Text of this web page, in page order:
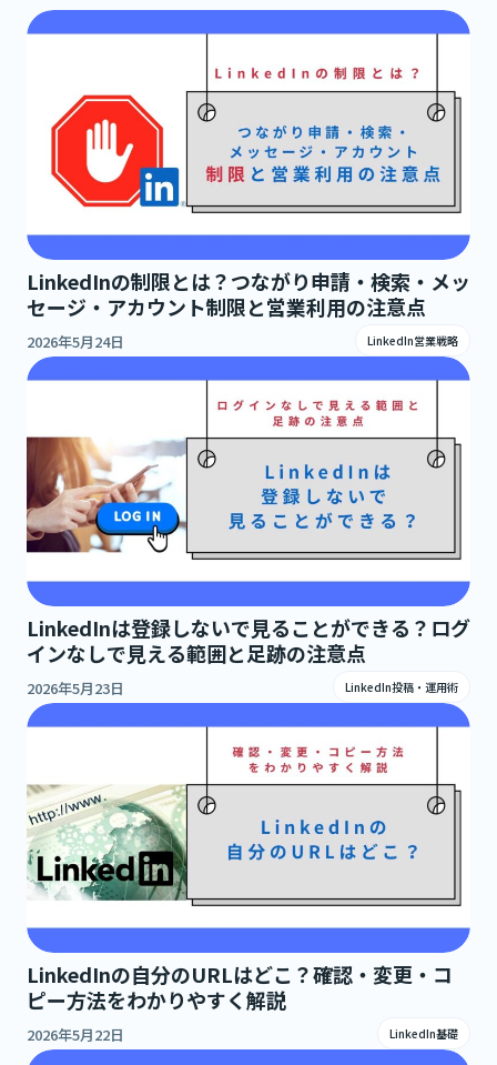
LinkedInの制限とは？つながり申請・検索・メッ
セージ・アカウント制限と営業利用の注意点
2026年5月24日 LinkedIn営業戦略
LinkedInは登録しないで見ることができる？ログ
インなしで見える範囲と足跡の注意点
2026年5月23日 LinkedIn投稿・運用術
LinkedInの自分のURLはどこ？確認・変更・コ
ピー方法をわかりやすく解説
2026年5月22日 LinkedIn基礎